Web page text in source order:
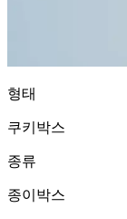
형태
쿠키박스
종류
종이박스